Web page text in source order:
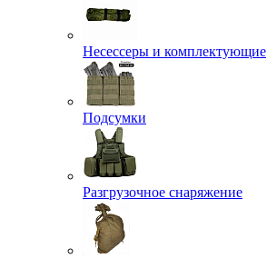
Несессеры и комплектующие
Подсумки
Разгрузочное снаряжение